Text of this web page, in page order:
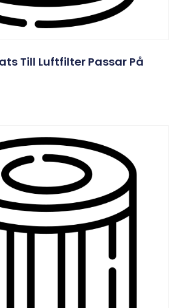
Till Luftfilter Passar På